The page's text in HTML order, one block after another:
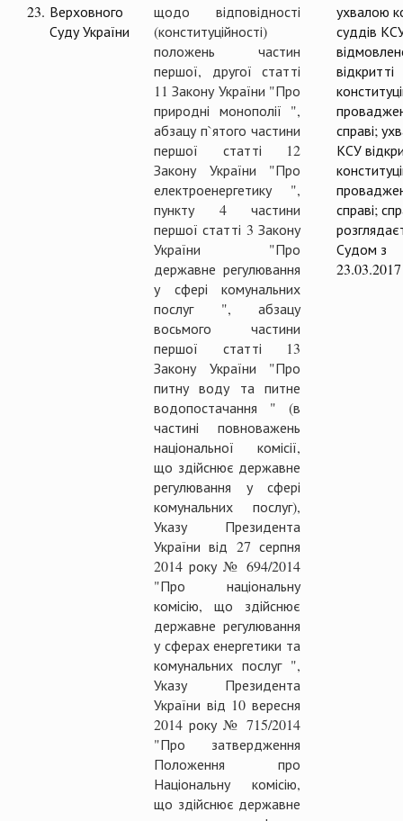
23. Верховного
Суду України
щодо відповідності
(конституційності)
положень частин
першої, другої статті
11 Закону України "Про
природні монополії ",
абзацу п`ятого частини
першої статті 12
Закону України "Про
електроенергетику ",
пункту 4 частини
першої статті 3 Закону
України "Про
державне регулювання
у сфері комунальних
послуг ", абзацу
восьмого частини
першої статті 13
Закону України "Про
питну воду та питне
водопостачання " (в
частині повноважень
національної комісії,
що здійснює державне
регулювання у сфері
комунальних послуг),
Указу Президента
України від 27 серпня
2014 року № 694/2014
"Про національну
комісію, що здійснює
державне регулювання
у сферах енергетики та
комунальних послуг ",
Указу Президента
України від 10 вересня
2014 року № 715/2014
"Про затвердження
Положення про
Національну комісію,
що здійснює державне
ухвалою
суддів
відкритті
справі;
КСУ
справі;
Судом з
23.03.2017